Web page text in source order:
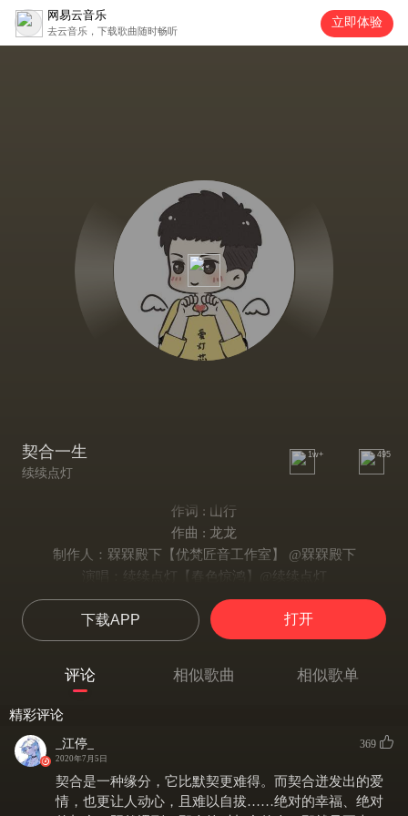
网易云音乐
去云音乐，下载歌曲随时畅听
立即体验
契合一生
续续点灯
1w+ 495
作词 : 山行
作曲 : 龙龙
制作人：槑槑殿下【优梵匠音工作室】 @槑槑殿下
演唱：续续点灯【春色惊鸿】@续续点灯
作词：山行@啰哩八索山行君
作曲/编曲：龙龙@萌萌哒哒哒龙龙
混音：王小明【风流逐声工作室】@王小明是大傻瓜
在某一刻 心跳加速
要做你 心上唯一 珍重
主歌2
下载APP 打开
评论 相似歌曲 相似歌单
精彩评论
_江停_
2020年7月5日
369
契合是一种缘分，它比默契更难得。而契合迸发出的爱
情，也更让人动心，且难以自拔……绝对的幸福、绝对